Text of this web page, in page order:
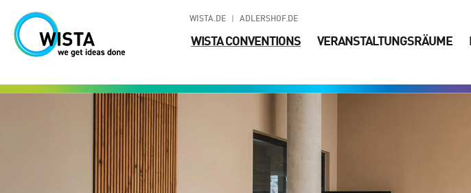
WISTA.DE ADLERSHOF.DE
WISTA CONVENTIONS VERANSTAL­TUNGS­RÄUME